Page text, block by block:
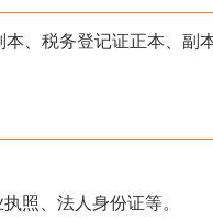
、税务登记证正本、副
照、法人身份证等。